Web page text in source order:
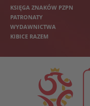
KSIĘGA ZNAKÓW PZPN
PATRONATY
WYDAWNICTWA
KIBICE RAZEM